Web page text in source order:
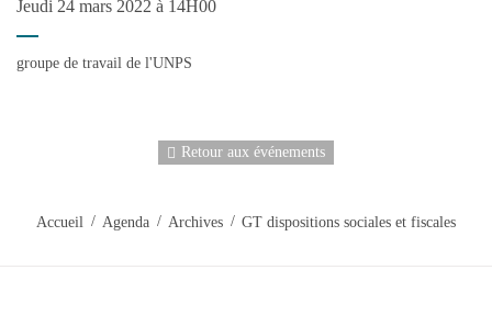
Jeudi 24 mars 2022 à 14H00
groupe de travail de l'UNPS
Retour aux événements
Accueil Agenda Archives GT dispositions sociales et fiscales